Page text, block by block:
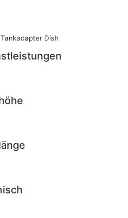
Dish